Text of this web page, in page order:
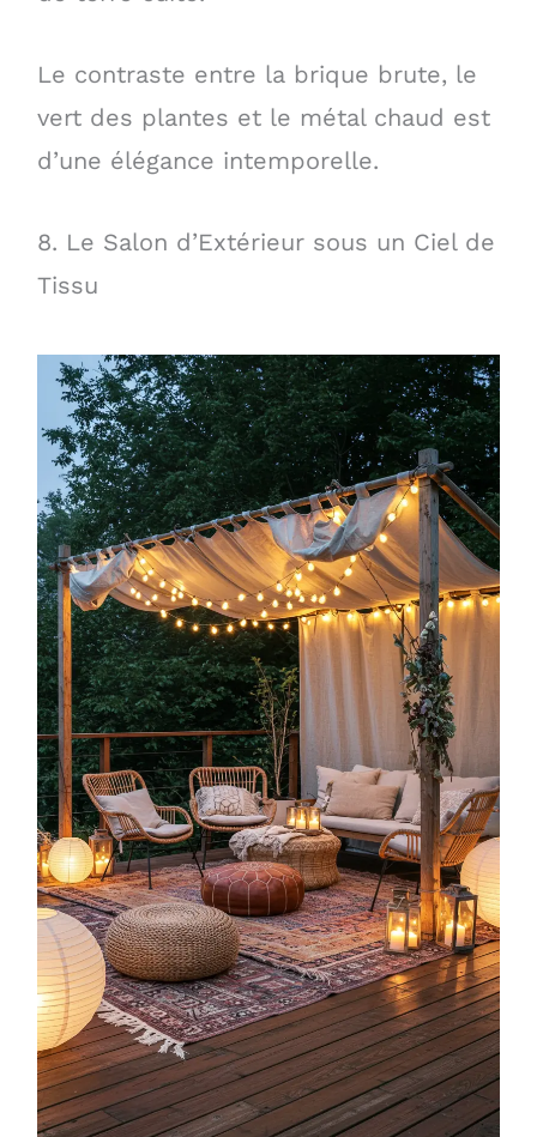
Le contraste entre la brique brute, le
vert des plantes et le métal chaud est
d’une élégance intemporelle.
8. Le Salon d’Extérieur sous un Ciel de
Tissu